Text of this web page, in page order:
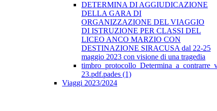
DETERMINA DI AGGIUDICAZIONE
DELLA GARA DI
ORGANIZZAZIONE DEL VIAGGIO
DI ISTRUZIONE PER CLASSI DEL
LICEO ANCO MARZIO CON
DESTINAZIONE SIRACUSA dal 22-25
maggio 2023 con visione di una tragedia
23.pdf.pades (1)
Viaggi 2023/2024